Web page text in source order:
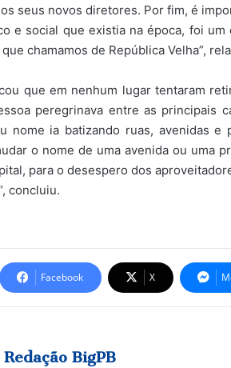
seus novos diretores. Por fim, é
e social que existia na época, foi
chamamos de República Velha”,
que em nenhum lugar tentaram
peregrinava entre as principais
nome ia batizando ruas, avenidas
o nome de uma avenida ou uma
para o desespero dos
concluiu.
Facebook X
Redação BigPB